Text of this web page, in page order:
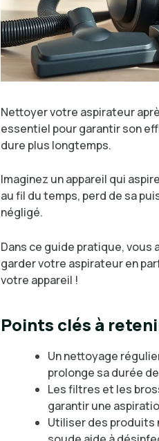
Nettoyer votre aspirateur
essentiel pour garantir son
dure plus longtemps.
Imaginez un appareil qui
au fil du temps, perd de sa
négligé.
Dans ce guide pratique,
garder votre aspirateur en
votre appareil !
Points clés à
Un nettoyage
prolonge sa durée
Les filtres et les
garantir une
Utiliser des produits